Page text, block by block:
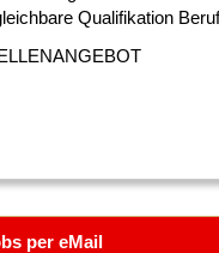
Qualifikation
per eMail